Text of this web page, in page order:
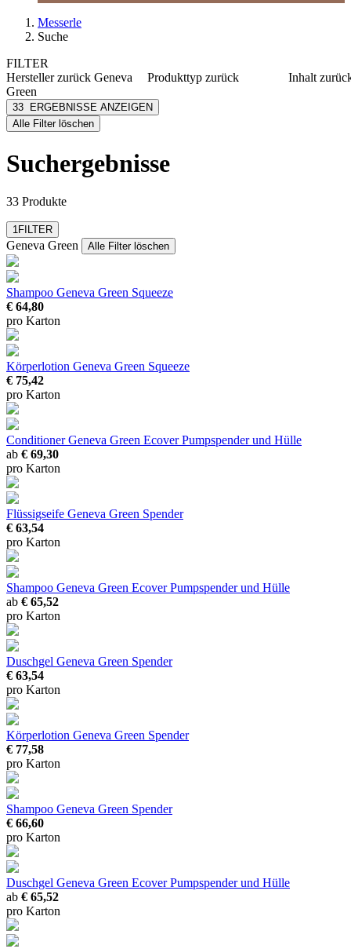
Messerle
Suche
FILTER
Herstellerzurück Geneva
Green
Geneva Green
[e] one
3M
mehr anzeigen
Produkttyp zurück
Kombi
Inhalt
33
ERGEBNISSE ANZEIGEN
Alle Filter löschen
Suchergebnisse
33 Produkte
1FILTER
Geneva Green Alle Filter löschen
Shampoo Geneva Green Squeeze
€ 64,80
pro Karton
Körperlotion Geneva Green Squeeze
€ 75,42
pro Karton
Conditioner Geneva Green EcoverPumpspender und Hülle
ab € 69,30
pro Karton
Flüssigseife Geneva Green Spender
€ 63,54
pro Karton
Shampoo Geneva Green EcoverPumpspender und Hülle
ab € 65,52
pro Karton
Duschgel Geneva Green Spender
€ 63,54
pro Karton
Körperlotion Geneva Green Spender
€ 77,58
pro Karton
Shampoo Geneva Green Spender
€ 66,60
pro Karton
Duschgel Geneva Green EcoverPumpspender und Hülle
ab € 65,52
pro Karton